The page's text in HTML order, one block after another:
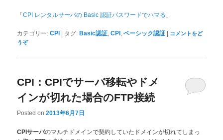
「CPI レンタルサーバの Basic 認証パスワードでハマる 」
カテゴリー: CPI | タグ: Basic認証 ,CPI ,ベーシック認証 | コメントをど
うぞ
CPI：CPIでサーバ移転やドメ
インが切れた場合のFTP接続
Posted on2013年6月7日
CPIサーバのマルチドメインで契約していたドメインが切れてしまっ